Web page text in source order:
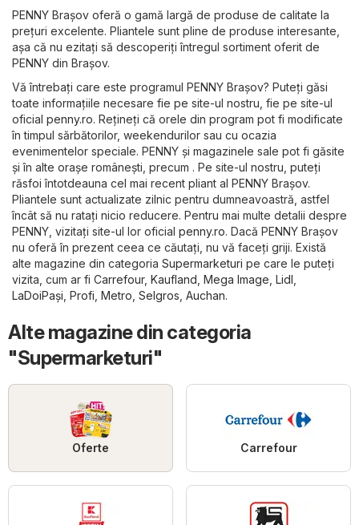
PENNY Brașov oferă o gamă largă de produse de calitate la
prețuri excelente. Pliantele sunt pline de produse interesante,
așa că nu ezitați să descoperiți întregul sortiment oferit de
PENNY din Brașov.
Vă întrebați care este programul PENNY Brașov? Puteți găsi
toate informațiile necesare fie pe site-ul nostru, fie pe site-ul
oficial penny.ro. Rețineți că orele din program pot fi modificate
în timpul sărbătorilor, weekendurilor sau cu ocazia
evenimentelor speciale. PENNY și magazinele sale pot fi găsite
și în alte orașe românești, precum . Pe site-ul nostru, puteți
răsfoi întotdeauna cel mai recent pliant al PENNY Brașov.
Pliantele sunt actualizate zilnic pentru dumneavoastră, astfel
încât să nu ratați nicio reducere. Pentru mai multe detalii despre
PENNY, vizitați site-ul lor oficial penny.ro. Dacă PENNY Brașov
nu oferă în prezent ceea ce căutați, nu vă faceți griji. Există
alte magazine din categoria Supermarketuri pe care le puteți
vizita, cum ar fi Carrefour, Kaufland Mega Image Lidl
LaDoiPași Profi Metro Selgros Auchan.
Alte magazine din categoria
"Supermarketuri"
Oferte Carrefour